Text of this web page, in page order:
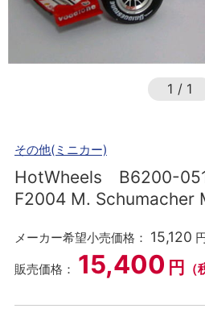
1 / 1
その他(ミニカー)
HotWheels B6200-
F2004 M. Schumacher
メーカー希望小売価格： 15,120
販売価格： 15,400 円 （